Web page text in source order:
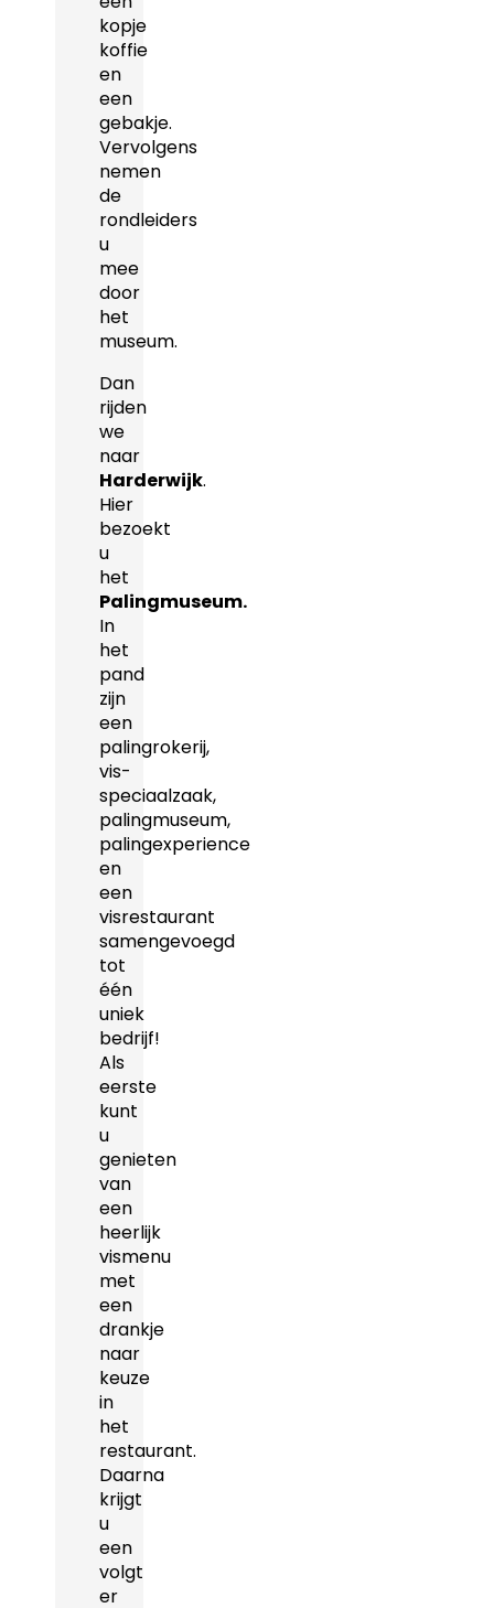
kopje
koffie
en
een
gebakje.
Vervolgens
nemen
de
rondleiders
u
mee
door
het
museum.
Dan
rijden
we
naar
Harderwijk.
Hier
bezoekt
u
het
Palingmuseum.
In
het
pand
zijn
een
palingrokerij,
vis-
speciaalzaak,
palingmuseum,
palingexperience
en
een
visrestaurant
samengevoegd
tot
één
uniek
bedrijf!
Als
eerste
kunt
u
genieten
van
een
heerlijk
vismenu
met
een
drankje
naar
keuze
in
het
restaurant.
Daarna
krijgt
u
een
volgt
er